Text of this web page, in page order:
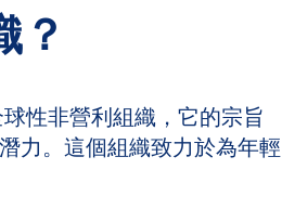
？
性非營利組織，它的宗旨
力。這個組織致力於為年輕